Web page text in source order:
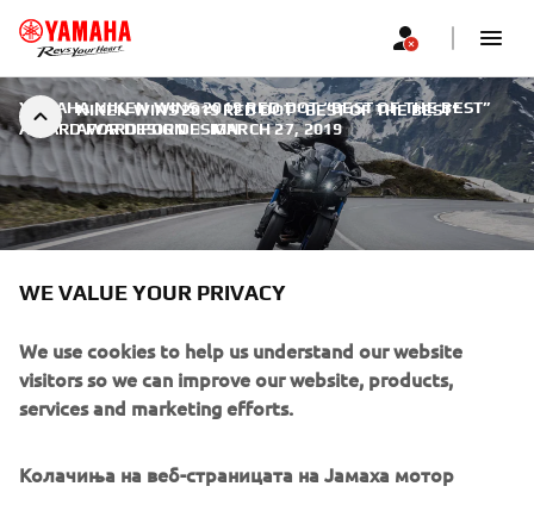
NIKEN WINS 2019 RED DOT “BEST OF THE BEST”
AWARD FOR DESIGN
YAMAHA NIKEN WINS 2019 RED DOT “BEST OF THE BEST”
AWARD FOR DESIGN | MARCH 27, 2019
NIKEN WINS 2019 RED DOT
“BEST OF THE BEST” AWARD
FOR DESIGN
Multi-Wheel NIKEN has been chosen as the “Best of the
WE VALUE YOUR PRIVACY
We use cookies to help us understand our website
visitors so we can improve our website, products,
services and marketing efforts.
Колачиња на веб-страницата на Јамаха мотор